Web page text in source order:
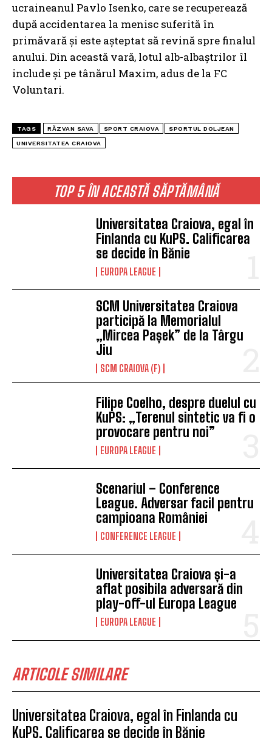
TOP 5 ÎN ACEASTĂ SĂPTĂMÂNĂ
Universitatea Craiova, egal în
Finlanda cu KuPS. Calificarea
se decide în Bănie
EUROPA LEAGUE
SCM Universitatea Craiova
participă la Memorialul
„Mircea Pașek” de la Târgu
Jiu
SCM CRAIOVA (F)
Filipe Coelho, despre duelul cu
KuPS: „Terenul sintetic va fi o
provocare pentru noi”
EUROPA LEAGUE
Scenariul – Conference
League. Adversar facil pentru
campioana României
CONFERENCE LEAGUE
Universitatea Craiova și-a
aflat posibila adversară din
play-off-ul Europa League
EUROPA LEAGUE
ARTICOLE SIMILARE
Universitatea Craiova, egal în Finlanda cu
KuPS. Calificarea se decide în Bănie
ucraineanul Pavlo Isenko, care se recuperează
după accidentarea la menisc suferită în
primăvară și este așteptat să revină spre finalul
anului. Din această vară, lotul alb-albaștrilor îl
include și pe tânărul Maxim, adus de la FC
Voluntari.
TAGS RĂZVAN SAVA SPORT CRAIOVA SPORTUL DOLJEAN
UNIVERSITATEA CRAIOVA